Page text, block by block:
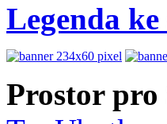
Legenda
Prostor pro